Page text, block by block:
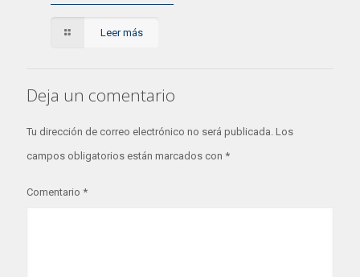
Leer más
Deja un comentario
Tu dirección de correo electrónico no será publicada. Los
campos obligatorios están marcados con *
Comentario *